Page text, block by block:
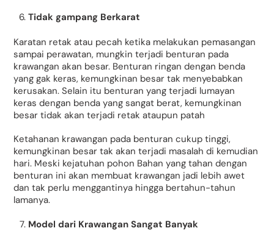
Tidak gampang Berkarat
Karatan retak atau pecah ketika melakukan pemasangan
sampai perawatan, mungkin terjadi benturan pada
krawangan akan besar. Benturan ringan dengan benda
yang gak keras, kemungkinan besar tak menyebabkan
kerusakan. Selain itu benturan yang terjadi lumayan
keras dengan benda yang sangat berat, kemungkinan
besar tidak akan terjadi retak ataupun patah
Ketahanan krawangan pada benturan cukup tinggi,
kemungkinan besar tak akan terjadi masalah di kemudian
hari. Meski kejatuhan pohon Bahan yang tahan dengan
benturan ini akan membuat krawangan jadi lebih awet
dan tak perlu menggantinya hingga bertahun-tahun
lamanya.
Model dari Krawangan Sangat Banyak